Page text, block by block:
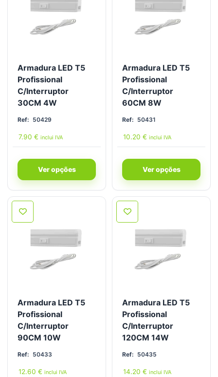
Armadura LED T5
Profissional
C/Interruptor
30CM 4W
Ref: 50429
7.90 € inclui IVA
Ver opções
Armadura LED T5
Profissional
C/Interruptor
60CM 8W
Ref: 50431
10.20 € inclui IVA
Ver opções
Armadura LED T5
Profissional
C/Interruptor
90CM 10W
Ref: 50433
12.60 € inclui IVA
Armadura LED T5
Profissional
C/Interruptor
120CM 14W
Ref: 50435
14.20 € inclui IVA